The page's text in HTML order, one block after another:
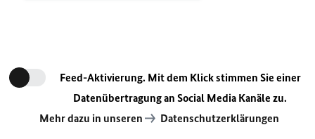
Feed-Aktivierung. Mit dem Klick stimmen Sie einer
Datenübertragung an Social Media Kanäle zu.
Mehr dazu in unseren
Datenschutzerklärungen